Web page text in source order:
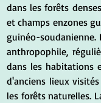
dans les forêts
et champs enzones
guinéo-soudanienne.
anthropophile,
dans les habitations
d'anciens lieux
les forêts naturelles.